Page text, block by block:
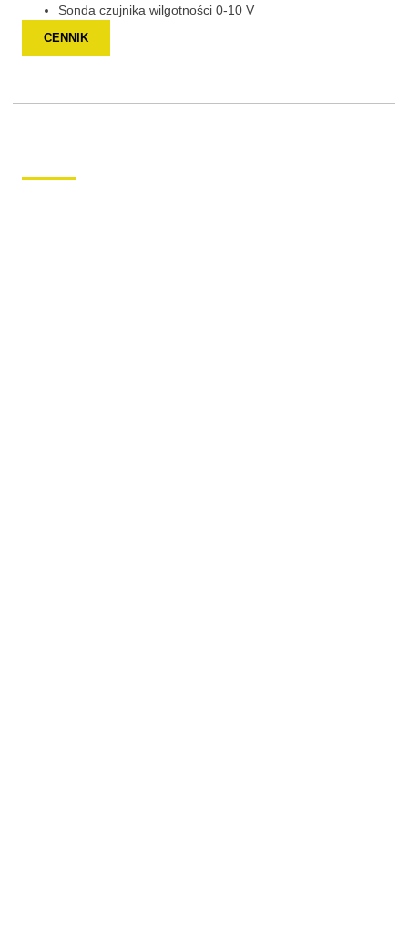
Sonda czujnika wilgotności 0-10 V
CENNIK